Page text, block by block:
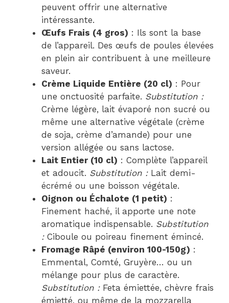
peuvent offrir une alternative
intéressante.
Œufs Frais (4 gros) : Ils sont la base
de l’appareil. Des œufs de poules élevées
en plein air contribuent à une meilleure
saveur.
Crème Liquide Entière (20 cl) : Pour
une onctuosité parfaite. Substitution :
Crème légère, lait évaporé non sucré ou
même une alternative végétale (crème
de soja, crème d’amande) pour une
version allégée ou sans lactose.
Lait Entier (10 cl) : Complète l’appareil
et adoucit. Substitution :Lait demi-
écrémé ou une boisson végétale.
Oignon ou Échalote (1 petit) :
Finement haché, il apporte une note
aromatique indispensable. Substitution
:Ciboule ou poireau finement émincé.
Fromage Râpé (environ 100-150g) :
Emmental, Comté, Gruyère… ou un
mélange pour plus de caractère.
Substitution :Feta émiettée, chèvre frais
émietté, ou même de la mozzarella